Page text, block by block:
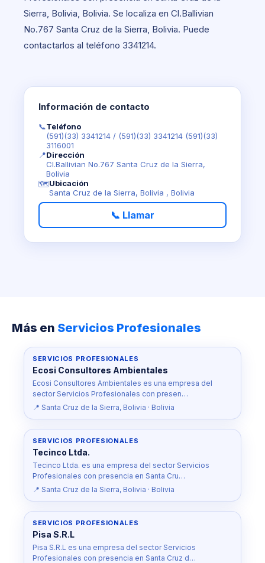
Sierra, Bolivia, Bolivia. Se localiza en Cl.Ballivian
No.767 Santa Cruz de la Sierra, Bolivia. Puede
contactarlos al teléfono 3341214.
Información de contacto
📞Teléfono
(591)(33) 3341214 / (591)(33) 3341214 (591)(33)
3116001
📍Dirección
Cl.Ballivian No.767 Santa Cruz de la Sierra,
Bolivia
🗺️Ubicación
Santa Cruz de la Sierra, Bolivia , Bolivia
📞 Llamar
Más en Servicios Profesionales
SERVICIOS PROFESIONALES
Ecosi Consultores Ambientales
Ecosi Consultores Ambientales es una empresa del
sector Servicios Profesionales con presen…
📍 Santa Cruz de la Sierra, Bolivia · Bolivia
SERVICIOS PROFESIONALES
Tecinco Ltda.
Tecinco Ltda. es una empresa del sector Servicios
Profesionales con presencia en Santa Cru…
📍 Santa Cruz de la Sierra, Bolivia · Bolivia
SERVICIOS PROFESIONALES
Pisa S.R.L
Pisa S.R.L es una empresa del sector Servicios
Profesionales con presencia en Santa Cruz d…